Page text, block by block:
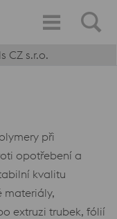
CZ s.r.o.
při
opotřebení a
kvalitu
materiály,
extruzi trubek, fólií